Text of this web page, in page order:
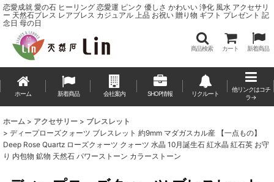
恋愛成就 愛の石 ヒーリング 恋愛運 ピンク 優しさ かわいい 浄化 風水 アクセサリ
ー 天然石ブレス レアブレス カジュアル 上品 お祝い 贈り物 ギフト プレゼント 記
念日 母の日
商品検索 カート 新着商品
ホーム 新着商品 会社案内 SHOP情報 リクルート
他リンクはコチ
ラ→
ホーム > アクセサリー > ブレスレット
> ディープローズクォーツ ブレスレット 約9mm マダガスカル産 【一点もの】
Deep Rose Quartz ローズクォーツ クォーツ 水晶 10月誕生石 紅水晶 紅石英 お守
り 内包物 鉱物 天然石 パワーストーン カラーストーン